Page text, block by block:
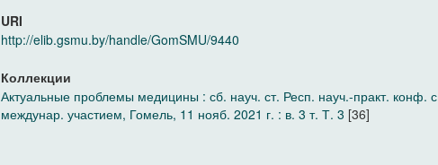
URI
http://elib.gsmu.by/handle/GomSMU/9440
Коллекции
Актуальные проблемы медицины : сб. науч. ст. Респ. науч.-практ. конф. с
междунар. участием, Гомель, 11 нояб. 2021 г. : в. 3 т. Т. 3 [36]